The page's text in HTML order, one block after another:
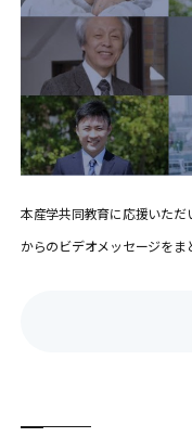
本産学共同教育に応援いた
からのビデオメッセージをま